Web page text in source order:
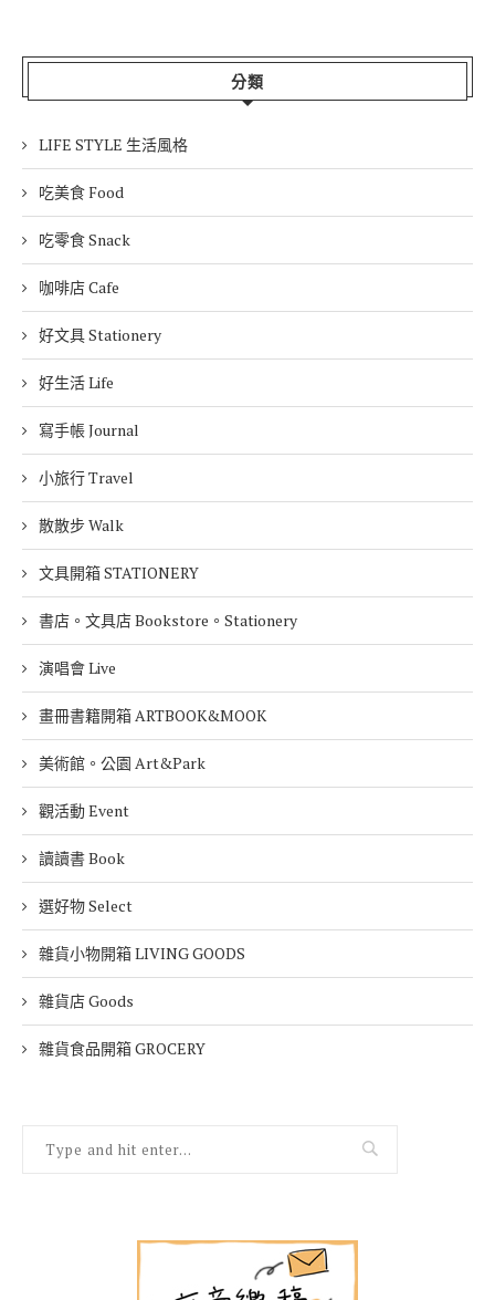
分類
LIFE STYLE 生活風格
吃美食 Food
吃零食 Snack
咖啡店 Cafe
好文具 Stationery
好生活 Life
寫手帳 Journal
小旅行 Travel
散散步 Walk
文具開箱 STATIONERY
書店。文具店 Bookstore。Stationery
演唱會 Live
畫冊書籍開箱 ARTBOOK&MOOK
美術館。公園 Art&Park
觀活動 Event
讀讀書 Book
選好物 Select
雜貨小物開箱 LIVING GOODS
雜貨店 Goods
雜貨食品開箱 GROCERY